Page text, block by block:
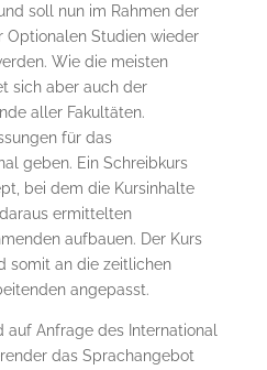
soll nun im Rahmen der
Optionalen Studien wieder
Wie die meisten
sich aber auch der
aller Fakultäten.
für das
geben. Ein Schreibkurs
bei dem die Kursinhalte
ermittelten
aufbauen. Der Kurs
somit an die zeitlichen
angepasst.
auf Anfrage des International
das Sprachangebot